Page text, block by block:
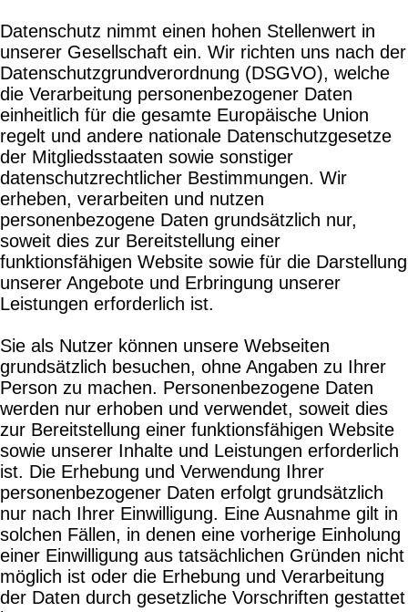
Datenschutz nimmt einen hohen Stellenwert in
unserer Gesellschaft ein. Wir richten uns nach der
Datenschutzgrundverordnung (DSGVO), welche
die Verarbeitung personenbezogener Daten
einheitlich für die gesamte Europäische Union
regelt und andere nationale Datenschutzgesetze
der Mitgliedsstaaten sowie sonstiger
datenschutzrechtlicher Bestimmungen. Wir
erheben, verarbeiten und nutzen
personenbezogene Daten grundsätzlich nur,
soweit dies zur Bereitstellung einer
funktionsfähigen Website sowie für die Darstellung
unserer Angebote und Erbringung unserer
Leistungen erforderlich ist.
Sie als Nutzer können unsere Webseiten
grundsätzlich besuchen, ohne Angaben zu Ihrer
Person zu machen. Personenbezogene Daten
werden nur erhoben und verwendet, soweit dies
zur Bereitstellung einer funktionsfähigen Website
sowie unserer Inhalte und Leistungen erforderlich
ist. Die Erhebung und Verwendung Ihrer
personenbezogener Daten erfolgt grundsätzlich
nur nach Ihrer Einwilligung. Eine Ausnahme gilt in
solchen Fällen, in denen eine vorherige Einholung
einer Einwilligung aus tatsächlichen Gründen nicht
möglich ist oder die Erhebung und Verarbeitung
der Daten durch gesetzliche Vorschriften gestattet